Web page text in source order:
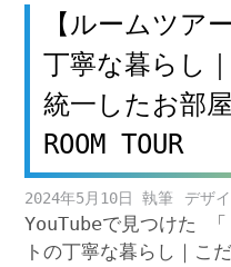
【ルームツア
丁寧な暮らし
統一したお部
ROOM TOUR
2024年5月10日 デザ
YouTubeで見つけた 「
トの丁寧な暮らし｜こ